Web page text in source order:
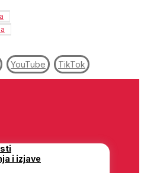
YouTube TikTok
i izjave